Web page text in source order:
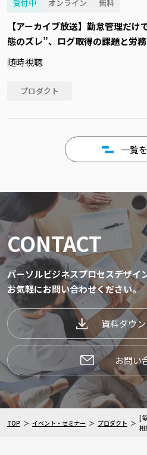
受付中 オンライン 無料
【アーカイブ放送】勤怠管理だ
態のズレ”、ログ取得の課題と労
随時視聴
プロダクト
一覧
CONTACT
パーソルビジネスプロセスデザイ
お気軽にお問い合わせください。
資料ダウ
お問い
TOP イベント・セミナー プロダクト
[
相